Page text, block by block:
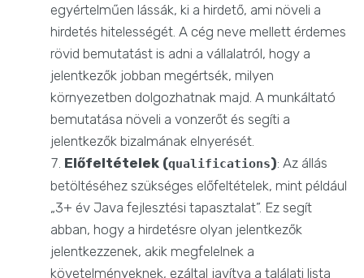
egyértelműen lássák, ki a hirdető, ami növeli a
hirdetés hitelességét. A cég neve mellett érdemes
rövid bemutatást is adni a vállalatról, hogy a
jelentkezők jobban megértsék, milyen
környezetben dolgozhatnak majd. A munkáltató
bemutatása növeli a vonzerőt és segíti a
jelentkezők bizalmának elnyerését.
Előfeltételek (qualifications): Az állás
betöltéséhez szükséges előfeltételek, mint például
„3+ év Java fejlesztési tapasztalat”. Ez segít
abban, hogy a hirdetésre olyan jelentkezők
jelentkezzenek, akik megfelelnek a
követelményeknek, ezáltal javítva a találati lista